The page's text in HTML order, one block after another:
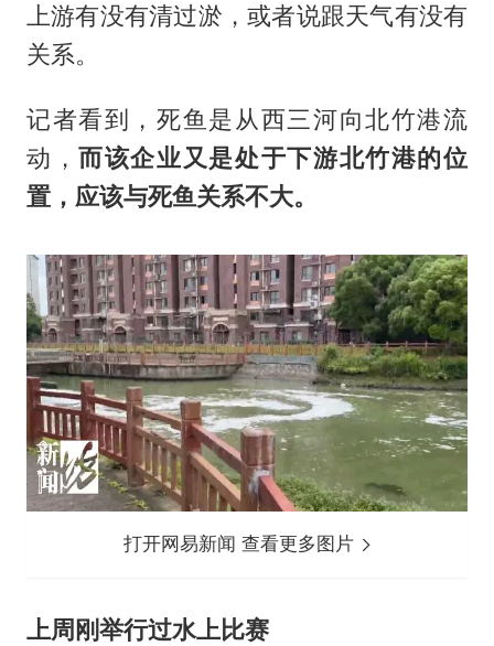
上游有没有清过淤，或者说跟天气有没有
关系。
记者看到，死鱼是从西三河向北竹港流
动，而该企业又是处于下游北竹港的位
置，应该与死鱼关系不大。
打开网易新闻 查看更多图片
上周刚举行过水上比赛